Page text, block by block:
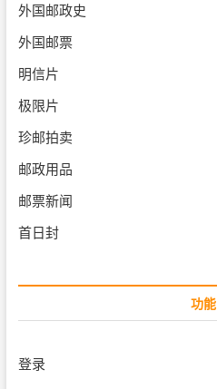
外国邮政史
外国邮票
明信片
极限片
珍邮拍卖
邮政用品
邮票新闻
首日封
功能
登录